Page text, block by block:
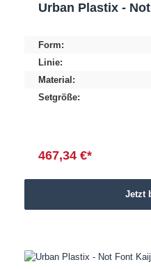
Urban Plastix -
Form:
Linie:
Material:
Setgröße:
467,34 €*
Jetzt